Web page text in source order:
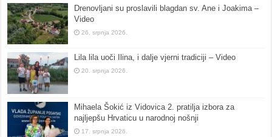
Drenovljani su proslavili blagdan sv. Ane i Joakima –
Video
26. srpnja 2026.
Lila lila uoči Ilina, i dalje vjerni tradiciji – Video
20. srpnja 2026.
Mihaela Šokić iz Vidovica 2. pratilja izbora za
najljepšu Hrvaticu u narodnoj nošnji
17. srpnja 2026.